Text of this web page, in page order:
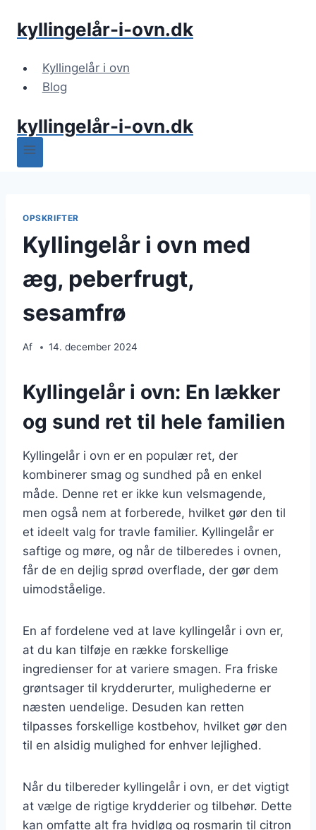
kyllingelår-i-ovn.dk
Kyllingelår i ovn
Blog
kyllingelår-i-ovn.dk
OPSKRIFTER
Kyllingelår i ovn med
æg, peberfrugt,
sesamfrø
Af 14. december 2024
Kyllingelår i ovn: En lækker
og sund ret til hele familien
Kyllingelår i ovn er en populær ret, der
kombinerer smag og sundhed på en enkel
måde. Denne ret er ikke kun velsmagende,
men også nem at forberede, hvilket gør den til
et ideelt valg for travle familier. Kyllingelår er
saftige og møre, og når de tilberedes i ovnen,
får de en dejlig sprød overflade, der gør dem
uimodståelige.
En af fordelene ved at lave kyllingelår i ovn er,
at du kan tilføje en række forskellige
ingredienser for at variere smagen. Fra friske
grøntsager til krydderurter, mulighederne er
næsten uendelige. Desuden kan retten
tilpasses forskellige kostbehov, hvilket gør den
til en alsidig mulighed for enhver lejlighed.
Når du tilbereder kyllingelår i ovn, er det vigtigt
at vælge de rigtige krydderier og tilbehør. Dette
kan omfatte alt fra hvidløg og rosmarin til citron